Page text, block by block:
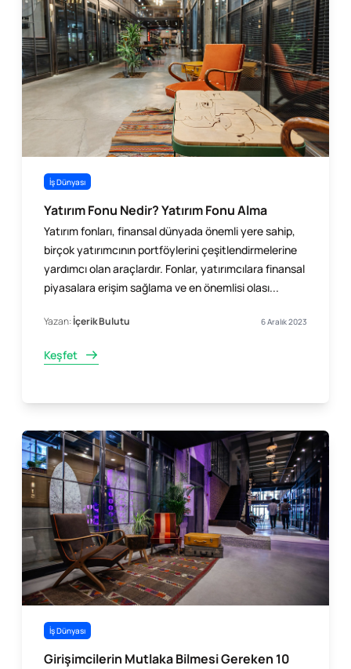
İş Dünyası
Yatırım Fonu Nedir? Yatırım Fonu Alma
Yatırım fonları, finansal dünyada önemli yere sahip,
birçok yatırımcının portföylerini çeşitlendirmelerine
yardımcı olan araçlardır. Fonlar, yatırımcılara finansal
piyasalara erişim sağlama ve en önemlisi olası...
Yazan:İçerik Bulutu 6 Aralık 2023
Keşfet
İş Dünyası
Girişimcilerin Mutlaka Bilmesi Gereken 10